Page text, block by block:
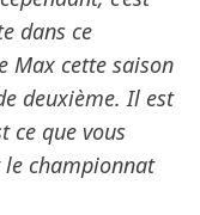
dans ce
Max cette saison
deuxième. Il est
ce que vous
le championnat